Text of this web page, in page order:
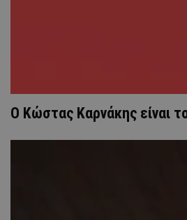
Ο Κώστας Καρνάκης είναι